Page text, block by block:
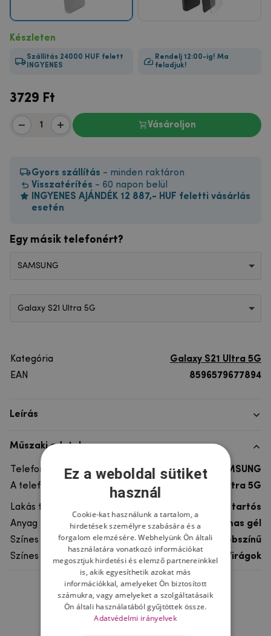
Készleten
Szállítás 24000 HUF felett
INGYENES
Rendelj 12:00-ig! Ma
feladjuk!
3729 Ft
Vásároljon
Gyors szállítás - minden raktáron
Visszatérítés - 60 napon belül
INGYENES AJÁNDÉK 12 887,- HUF feletti vásárlás
esetén
Egy másik telefonért?
SAMSUNG
Galaxy S21 Ultra 5G
Kategória
Galaxy S21 Ultra 5G
EAN
8596579677894
Leírás
Műszaki adatok
Telefon márka
SAMSUNG
A telefonmodellhez
Galaxy S21 Ultra 5G
Lakás típusa
Gél, Ultra tartós
Anyag
rugalmas gél
Színes
többszínű
Színes motívum
Virágok
Ne felejtsd el
Ez a weboldal sütiket
használ
Cookie-kat használunk a tartalom, a
hirdetések személyre szabására és a
forgalom elemzésére. Webhelyünk Ön általi
használatára vonatkozó információkat
megosztjuk hirdetési és elemző partnereinkkel
is, akik egyesíthetik azokat más
információkkal, amelyeket Ön biztosított
számukra, vagy amelyeket a szolgáltatásaik
Ön általi használatából gyűjtöttek össze.
Adatvédelmi irányelvek